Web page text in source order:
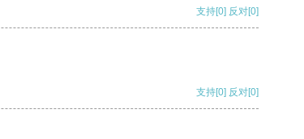
支持[0] 反对[0]
支持[0] 反对[0]